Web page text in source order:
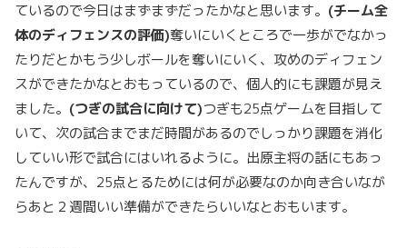
ているので今日はまずまずだったかなと思います。 (チーム全
体のディフェンスの評価)奪いにいくところで一歩がでなかっ
たりだとかもう少しボールを奪いにいく、攻めのディフェン
スができたかなとおもっているので、個人的にも課題が見え
ました。 (つぎの試合に向けて)つぎも25点ゲームを目指して
いて、次の試合までまだ時間があるのでしっかり課題を消化
していい形で試合にはいれるように。出原主将の話にもあっ
たんですが、25点とるためには何が必要なのか向き合いなが
らあと２週間いい準備ができたらいいなとおもいます。